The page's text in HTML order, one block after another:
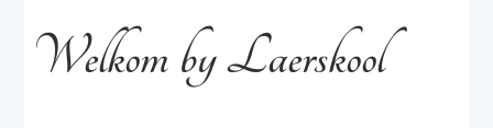
Welkom by Laerskool